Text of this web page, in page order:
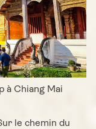
à Chiang Mai
le chemin du